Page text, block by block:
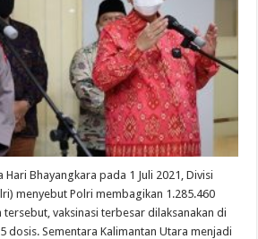
Hari Bhayangkara pada 1 Juli 2021, Divisi
menyebut Polri membagikan 1.285.460
tersebut, vaksinasi terbesar dilaksanakan di
dosis. Sementara Kalimantan Utara menjadi